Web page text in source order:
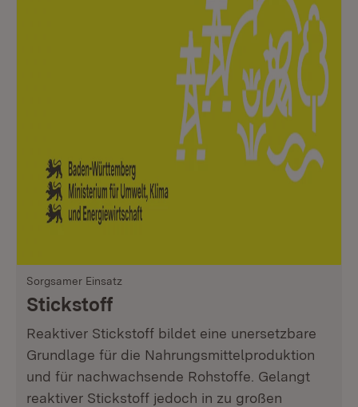
Sorgsamer Einsatz
Stickstoff
Reaktiver Stickstoff bildet eine unersetzbare
Grundlage für die Nahrungsmittelproduktion
und für nachwachsende Rohstoffe. Gelangt
reaktiver Stickstoff jedoch in zu großen